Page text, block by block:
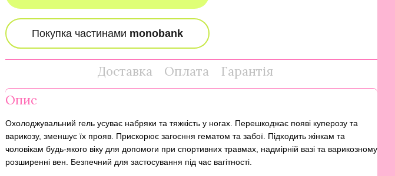
Доставка Оплата
Гарантія
Опис
Охолоджувальний гель усуває набряки та тяжкість у ногах. Перешкоджає появі куперозу та
варикозу, зменшує їх прояв. Прискорює загоєння гематом та забої. Підходить жінкам та
чоловікам будь-якого віку для допомоги при спортивних травмах, надмірній вазі та варикозному
розширенні вен. Безпечний для застосування під час вагітності.